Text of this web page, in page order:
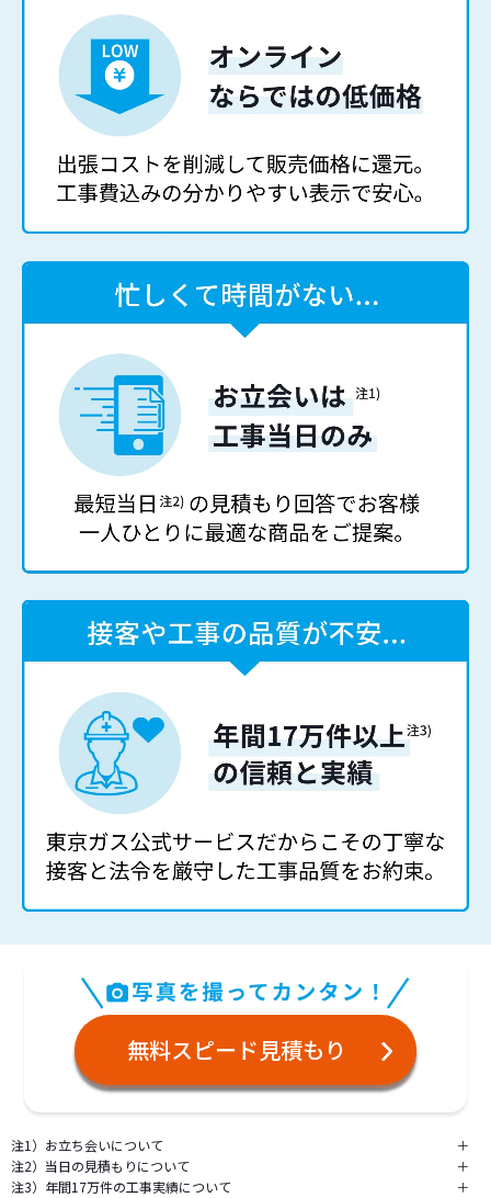
無料スピード見積もり
注1）お立ち会いについて
＋
注2）当日の見積もりについて
＋
注3）年間17万件の工事実績について
＋